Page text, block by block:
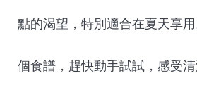
點的渴望，特別適合在夏天享
個食譜，趕快動手試試，感受清